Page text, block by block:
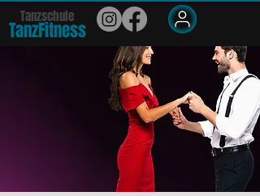
Tanzschule
TanzFitness